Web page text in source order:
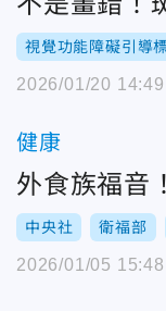
視覺功能障礙引導
2026/01/20 14:49
健康
外食族福音
中央社 衛福部
2026/01/05 15:48